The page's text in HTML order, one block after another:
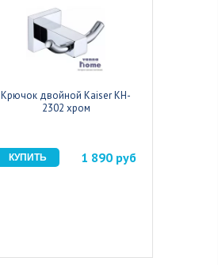
Крючок двойной Kaiser KH-
2302 хром
1 890 руб